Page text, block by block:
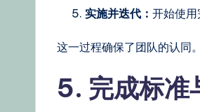
实施并迭代： 开始使用
这一过程确保了团队的认同
5. 完成标准